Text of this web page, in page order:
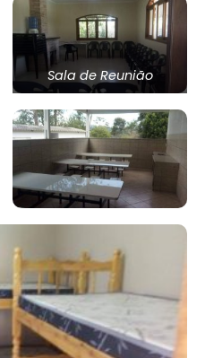
Sala de Reunião